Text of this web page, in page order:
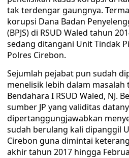
tak terdengar gaungnya.
korupsi Dana Badan
(BPJS) di RSUD Waled tahun
sedang ditangani Unit Tindak
Polres Cirebon.
Sejumlah pejabat pun sudah
menelisik lebih dalam
Bendahara I RSUD Waled, NJ.
sumber JP yang validitas
dipertanggungjawabkan
sudah berulang kali dipanggil
Cirebon guna dimintai
akhir tahun 2017 hingga